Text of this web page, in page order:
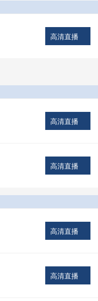
高清直播
高清直播
高清直播
高清直播
高清直播